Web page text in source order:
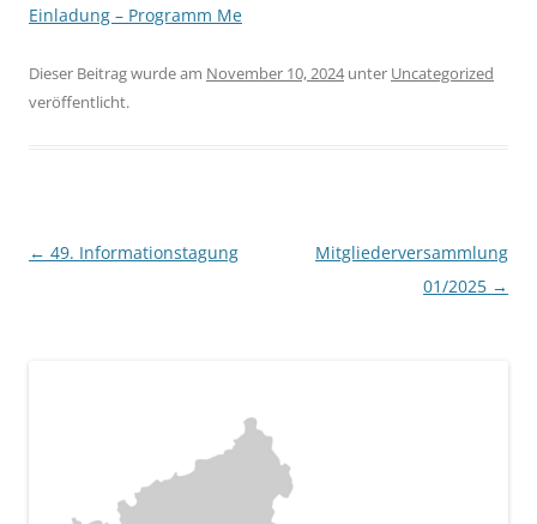
Einladung – Programm Me
Dieser Beitrag wurde am November 10, 2024unter Uncategorized
veröffentlicht.
Beitragsnavigation
← 49. Informationstagung
Mitgliederversammlung
01/2025 →